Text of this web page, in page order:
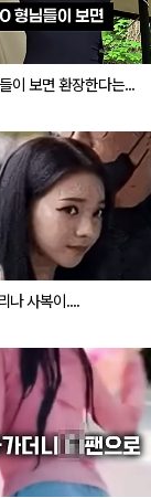
이 보면 환장한다는...
나 사복이....